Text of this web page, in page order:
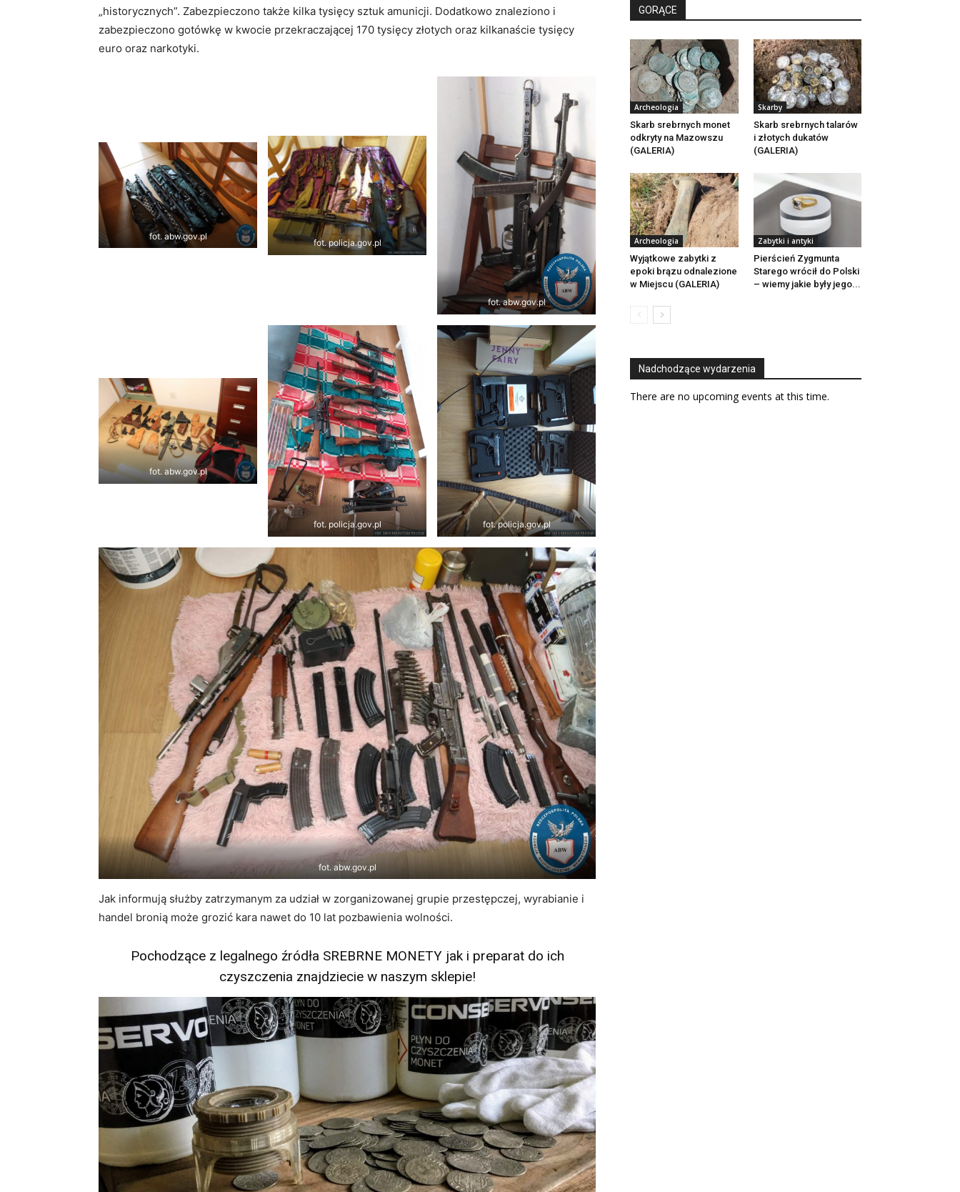
„historycznych”. Zabezpieczono także kilka tysięcy sztuk amunicji. Dodatkowo znaleziono i
zabezpieczono gotówkę w kwocie przekraczającej 170 tysięcy złotych oraz kilkanaście tysięcy
euro oraz narkotyki.
fot. abw.gov.pl
fot. policja.gov.pl
fot. abw.gov.pl
fot. abw.gov.pl
fot. policja.gov.pl fot. policja.gov.pl
fot. abw.gov.pl
Jak informują służby zatrzymanym za udział w zorganizowanej grupie przestępczej, wyrabianie i
handel bronią może grozić kara nawet do 10 lat pozbawienia wolności.
Pochodzące z legalnego źródła SREBRNE MONETY jak i preparat do ich
czyszczenia znajdziecie w naszym sklepie!
GORĄCE
Archeologia
Skarb srebrnych monet
odkryty na Mazowszu
(GALERIA)
Skarby
Skarb srebrnych talarów
i złotych dukatów
(GALERIA)
Archeologia
Wyjątkowe zabytki z
epoki brązu odnalezione
w Miejscu (GALERIA)
Zabytki i antyki
Pierścień Zygmunta
Starego wrócił do Polski
– wiemy jakie były jego...
Nadchodzące wydarzenia
There are no upcoming events at this time.